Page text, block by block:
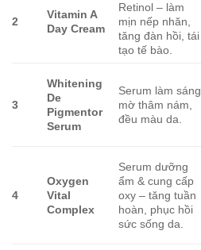
2
Vitamin A
Day Cream
Retinol – làm
mịn nếp nhăn,
tăng đàn hồi, tái
tạo tế bào.
3
Whitening
De
Pigmentor
Serum
Serum làm sáng,
mờ thâm nám,
đều màu da.
4
Oxygen
Vital
Complex
Serum dưỡng
ẩm & cung cấp
oxy – tăng tuần
hoàn, phục hồi
sức sống da.